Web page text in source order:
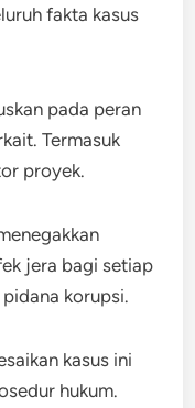
fakta kasus
pada peran
Termasuk
proyek.
jera bagi setiap
korupsi.
kasus ini
hukum.